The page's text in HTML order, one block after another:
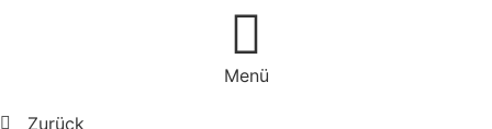
Menü
Zurück